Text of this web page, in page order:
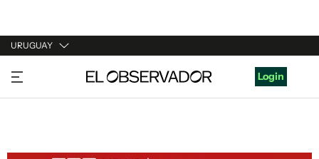
URUGUAY
URUGUAY
ARGENTINA
ESTADOS UNIDOS
Login